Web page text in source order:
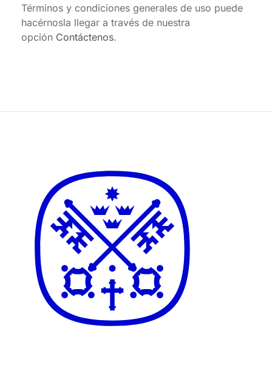
Términos y condiciones generales de uso puede
hacérnosla llegar a través de nuestra
opción Contáctenos.